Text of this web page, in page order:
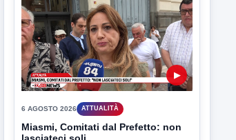
6 AGOSTO 2026 ATTUALITÀ
Miasmi, Comitati dal Prefetto: non
lasciateci soli
Comitati dal Prefetto Moscarella. Oltre a
rendere noto il flash...